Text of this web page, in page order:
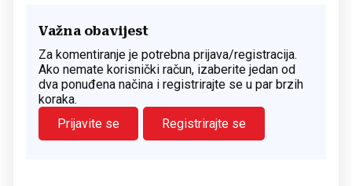
Važna obavijest
Za komentiranje je potrebna prijava/registracija.
Ako nemate korisnički račun, izaberite jedan od
dva ponuđena načina i registrirajte se u par brzih
koraka.
Prijavite se
Registrirajte se